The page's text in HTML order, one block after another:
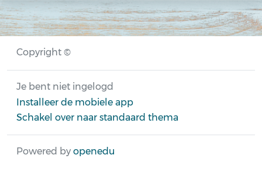
Copyright ©
Je bent niet ingelogd
Installeer de mobiele app
Schakel over naar standaard thema
Powered by openedu